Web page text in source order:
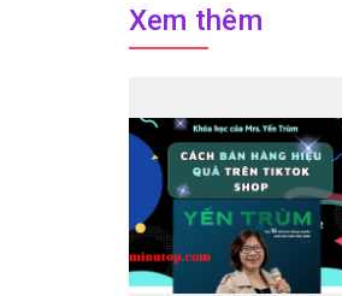
Xem thêm